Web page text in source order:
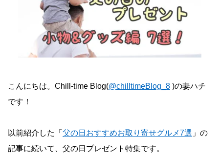
こんにちは。Chill-time Blog(@chilltimeBlog_8 )の妻ハチ
です！
以前紹介した「 父の日おすすめお取り寄せグルメ7選 」の
記事に続いて、父の日プレゼント特集です。